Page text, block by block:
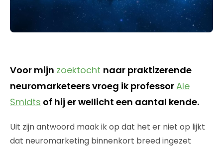
Voor mijn zoektocht naar praktizerende
neuromarketeers vroeg ik professorAle
Smidts of hij er wellicht een aantal kende.
Uit zijn antwoord maak ik op dat het er niet op lijkt
dat neuromarketing binnenkort breed ingezet